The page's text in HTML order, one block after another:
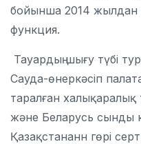
бойынша 2014 жылдан
функция.
Тауардың шығу түбі
Сауда-өнеркәсіп
таралған
және Беларусь сынды
Қазақстананн гөрі